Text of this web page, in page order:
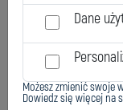
Dane
Możesz zmienić swoje
Dowiedz się więcej na